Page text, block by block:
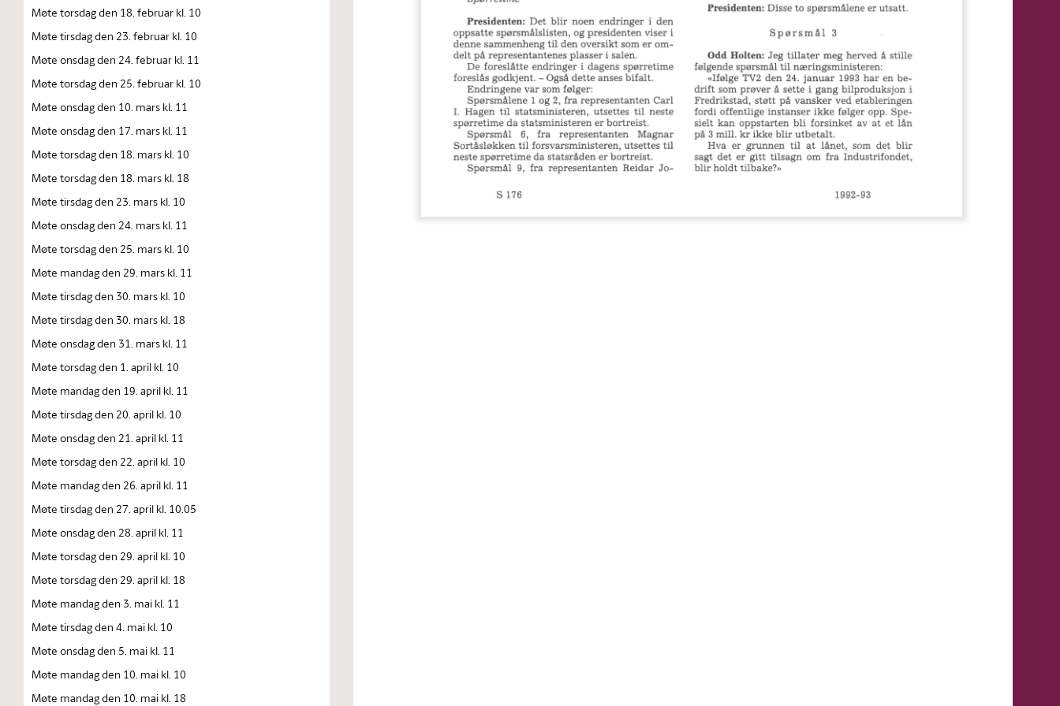
Møte torsdag den 18. februar kl. 10
Møte tirsdag den 23. februar kl. 10
Møte onsdag den 24. februar kl. 11
Møte torsdag den 25. februar kl. 10
Møte onsdag den 10. mars kl. 11
Møte onsdag den 17. mars kl. 11
Møte torsdag den 18. mars kl. 10
Møte torsdag den 18. mars kl. 18
Møte tirsdag den 23. mars kl. 10
Møte onsdag den 24. mars kl. 11
Møte torsdag den 25. mars kl. 10
Møte mandag den 29. mars kl. 11
Møte tirsdag den 30. mars kl. 10
Møte tirsdag den 30. mars kl. 18
Møte onsdag den 31. mars kl. 11
Møte torsdag den 1. april kl. 10
Møte mandag den 19. april kl. 11
Møte tirsdag den 20. april kl. 10
Møte onsdag den 21. april kl. 11
Møte torsdag den 22. april kl. 10
Møte mandag den 26. april kl. 11
Møte tirsdag den 27. april kl. 10.05
Møte onsdag den 28. april kl. 11
Møte torsdag den 29. april kl. 10
Møte torsdag den 29. april kl. 18
Møte mandag den 3. mai kl. 11
Møte tirsdag den 4. mai kl. 10
Møte onsdag den 5. mai kl. 11
Møte mandag den 10. mai kl. 10
Møte mandag den 10. mai kl. 18